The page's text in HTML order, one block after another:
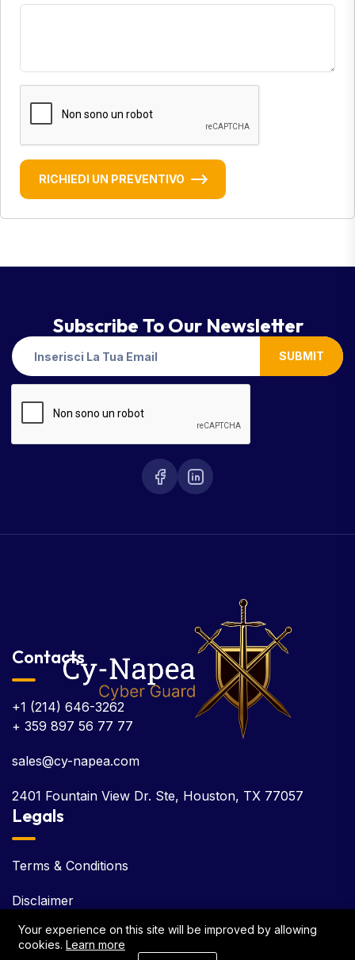
RICHIEDI UN PREVENTIVO
Subscribe To Our Newsletter
SUBMIT
Contacts
+1 (214) 646-3262
+ 359 897 56 77 77
sales@cy-napea.com
2401 Fountain View Dr. Ste, Houston, TX 77057
Legals
Terms & Conditions
Disclaimer
EULA
Your experience on this site will be improved by allowing
cookies. Learn more